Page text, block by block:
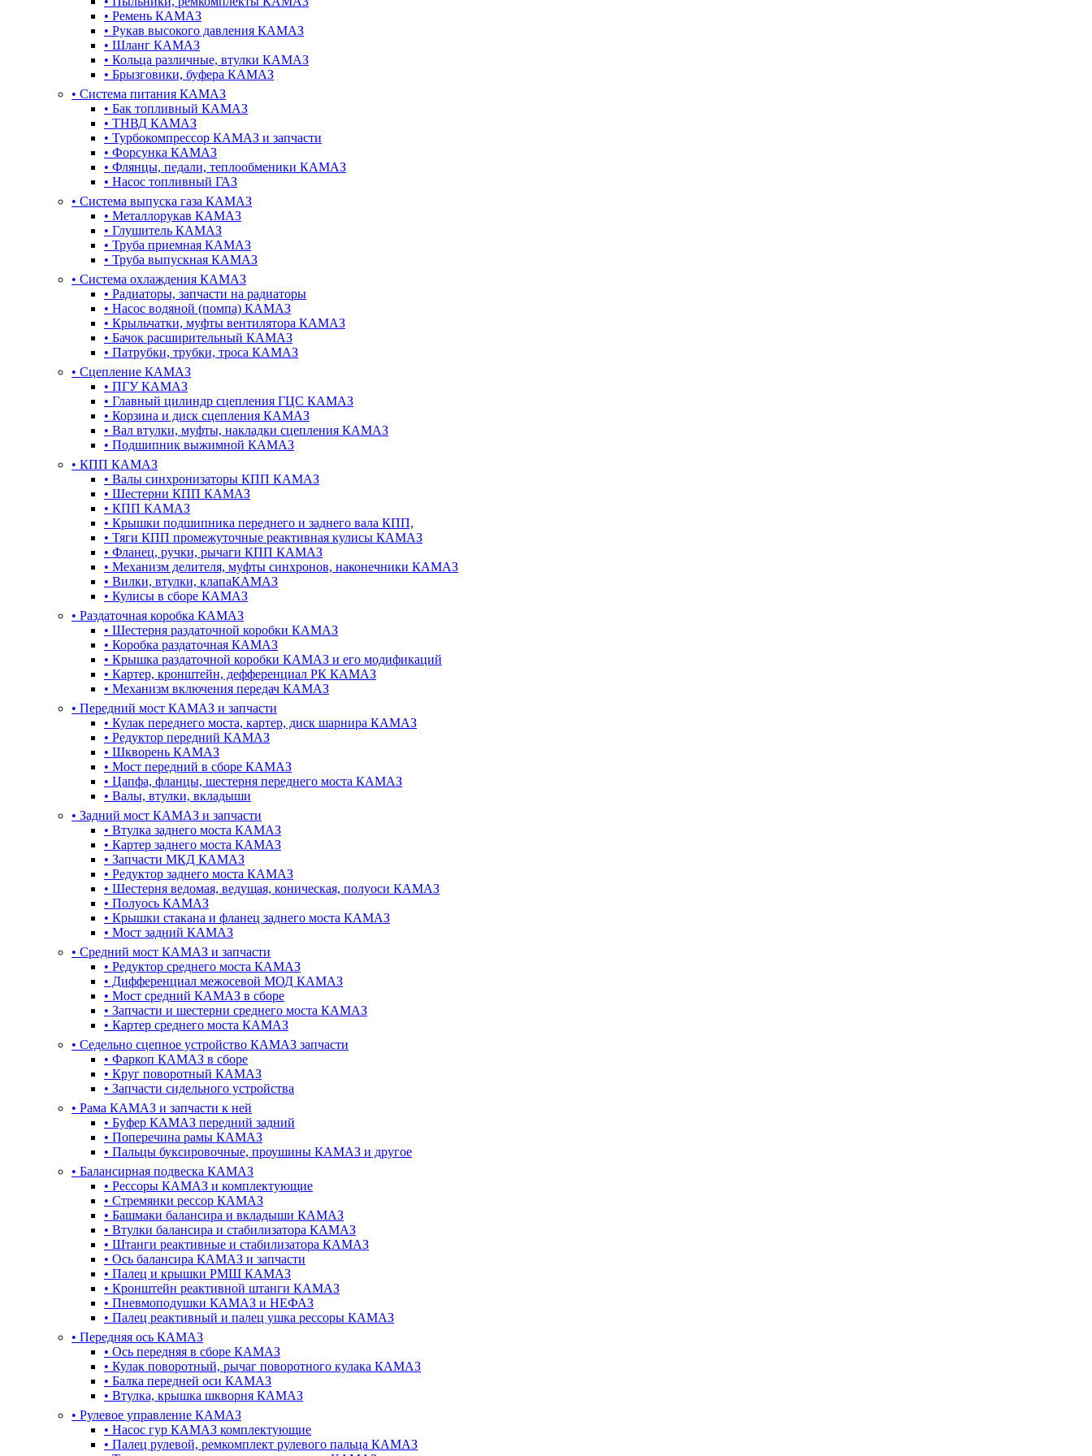
• Ремень КАМАЗ
• Рукав высокого давления КАМАЗ
• Шланг КАМАЗ
• Кольца различные, втулки КАМАЗ
• Брызговики, буфера КАМАЗ
• Система питания КАМАЗ
• Бак топливный КАМАЗ
• ТНВД КАМАЗ
• Турбокомпрессор КАМАЗ и запчасти
• Форсунка КАМАЗ
• Флянцы, педали, теплообменики КАМАЗ
• Насос топливный ГАЗ
• Система выпуска газа КАМАЗ
• Металлорукав КАМАЗ
• Глушитель КАМАЗ
• Труба приемная КАМАЗ
• Труба выпускная КАМАЗ
• Система охлаждения КАМАЗ
• Радиаторы, запчасти на радиаторы
• Насос водяной (помпа) КАМАЗ
• Крыльчатки, муфты вентилятора КАМАЗ
• Бачок расширительный КАМАЗ
• Патрубки, трубки, троса КАМАЗ
• Сцепление КАМАЗ
• ПГУ КАМАЗ
• Главный цилиндр сцепления ГЦС КАМАЗ
• Корзина и диск сцепления КАМАЗ
• Вал втулки, муфты, накладки сцепления КАМАЗ
• Подшипник выжимной КАМАЗ
• КПП КАМАЗ
• Валы синхронизаторы КПП КАМАЗ
• Шестерни КПП КАМАЗ
• КПП КАМАЗ
• Крышки подшипника переднего и заднего вала КПП,
• Тяги КПП промежуточные реактивная кулисы КАМАЗ
• Фланец, ручки, рычаги КПП КАМАЗ
• Механизм делителя, муфты синхронов, наконечники КАМАЗ
• Вилки, втулки, клапаКАМАЗ
• Кулисы в сборе КАМАЗ
• Раздаточная коробка КАМАЗ
• Шестерня раздаточной коробки КАМАЗ
• Коробка раздаточная КАМАЗ
• Крышка раздаточной коробки КАМАЗ и его модификаций
• Картер, кронштейн, дефференциал РК КАМАЗ
• Механизм включения передач КАМАЗ
• Передний мост КАМАЗ и запчасти
• Кулак переднего моста, картер, диск шарнира КАМАЗ
• Редуктор передний КАМАЗ
• Шкворень КАМАЗ
• Мост передний в сборе КАМАЗ
• Цапфа, фланцы, шестерня переднего моста КАМАЗ
• Валы, втулки, вкладыши
• Задний мост КАМАЗ и запчасти
• Втулка заднего моста КАМАЗ
• Картер заднего моста КАМАЗ
• Запчасти МКД КАМАЗ
• Редуктор заднего моста КАМАЗ
• Шестерня ведомая, ведущая, коническая, полуоси КАМАЗ
• Полуось КАМАЗ
• Крышки стакана и фланец заднего моста КАМАЗ
• Мост задний КАМАЗ
• Cредний мост КАМАЗ и запчасти
• Редуктор среднего моста КАМАЗ
• Дифференциал межосевой МОД КАМАЗ
• Мост средний КАМАЗ в сборе
• Запчасти и шестерни среднего моста КАМАЗ
• Картер среднего моста КАМАЗ
• Седельно сцепное устройство КАМАЗ запчасти
• Фаркоп КАМАЗ в сборе
• Круг поворотный КАМАЗ
• Запчасти сидельного устройства
• Рама КАМАЗ и запчасти к ней
• Буфер КАМАЗ передний задний
• Поперечина рамы КАМАЗ
• Пальцы буксировочные, проушины КАМАЗ и другое
• Балансирная подвеска КАМАЗ
• Рессоры КАМАЗ и комплектующие
• Стремянки рессор КАМАЗ
• Башмаки балансира и вкладыши КАМАЗ
• Втулки балансира и стабилизатора КАМАЗ
• Штанги реактивные и стабилизатора КАМАЗ
• Ось балансира КАМАЗ и запчасти
• Палец и крышки РМШ КАМАЗ
• Кронштейн реактивной штанги КАМАЗ
• Пневмоподушки КАМАЗ и НЕФАЗ
• Палец реактивный и палец ушка рессоры КАМАЗ
• Передняя ось КАМАЗ
• Ось передняя в сборе КАМАЗ
• Кулак поворотный, рычаг поворотного кулака КАМАЗ
• Балка передней оси КАМАЗ
• Втулка, крышка шкворня КАМАЗ
• Рулевое управление КАМАЗ
• Насос гур КАМАЗ комплектующие
• Палец рулевой, ремкомплект рулевого пальца КАМАЗ